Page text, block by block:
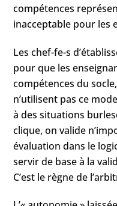
compétences
inacceptable pour les
Les chef-fe-s
pour que les
compétences du
n’utilisent pas ce
à des situations
clique, on valide
évaluation dans le
servir de base à la
C’est le règne de